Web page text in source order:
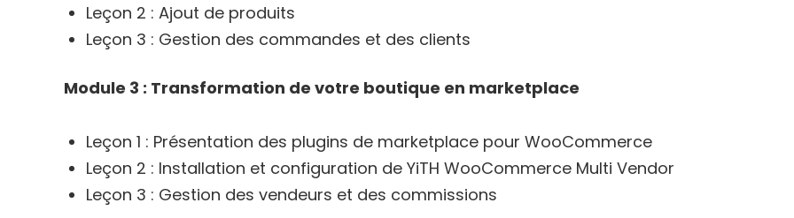
Leçon 2 : Ajout de produits
Leçon 3 : Gestion des commandes et des clients
Module 3 : Transformation de votre boutique en marketplace
Leçon 1 : Présentation des plugins de marketplace pour WooCommerce
Leçon 2 : Installation et configuration de YiTH WooCommerce Multi Vendor
Leçon 3 : Gestion des vendeurs et des commissions